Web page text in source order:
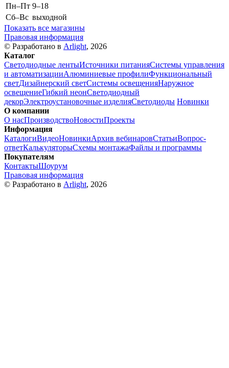
Пн–Пт 9–18
Сб–Вс выходной
Показать все магазины
Правовая информация
© Разработано в Arlight, 2026
Каталог
Светодиодные лентыИсточники питанияСистемы управления
и автоматизацииАлюминиевые профилиФункциональный
светДизайнерский светСистемы освещенияНаружное
освещениеГибкий неонСветодиодный
декорЭлектроустановочные изделияСветодиоды Новинки
О компании
О насПроизводствоНовостиПроекты
Информация
КаталогиВидеоНовинкиАрхив вебинаровСтатьиВопрос-
ответКалькуляторыСхемы монтажаФайлы и программы
Покупателям
КонтактыШоурум
Правовая информация
© Разработано в Arlight, 2026